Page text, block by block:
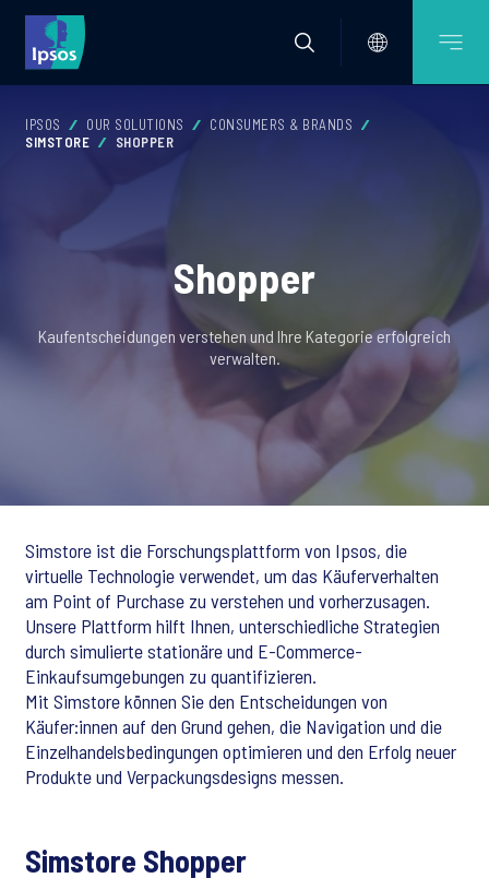
IPSOS OUR SOLUTIONS
CONSUMERS & BRANDS
SIMSTORE
SHOPPER
Shopper
Kaufentscheidungen verstehen und Ihre Kategorie erfolgreich
verwalten.
Simstore ist die Forschungsplattform von Ipsos, die
virtuelle Technologie verwendet, um das Käuferverhalten
am Point of Purchase zu verstehen und vorherzusagen.
Unsere Plattform hilft Ihnen, unterschiedliche Strategien
durch simulierte stationäre und E-Commerce-
Einkaufsumgebungen zu quantifizieren.
Mit Simstore können Sie den Entscheidungen von
Käufer:innen auf den Grund gehen, die Navigation und die
Einzelhandelsbedingungen optimieren und den Erfolg neuer
Produkte und Verpackungsdesigns messen.
Simstore Shopper